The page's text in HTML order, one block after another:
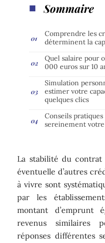
Sommaire
Comprendre les
déterminent la
Quel salaire pour
000 euros sur 10
Simulation
estimer votre
quelques clics
Conseils
sereinement
La stabilité du
éventuelle d’autres
à vivre sont
par les
montant d’emprunt
revenus similaires
réponses différentes